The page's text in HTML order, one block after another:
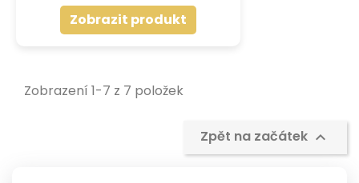
Zobrazit produkt
Zobrazení 1-7 z 7 položek
Zpět na začátek 